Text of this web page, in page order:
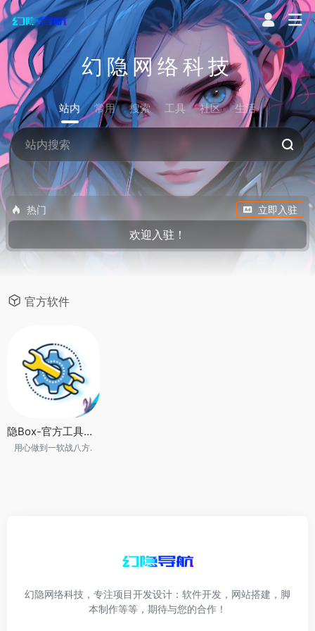
幻隐网络科技
站内 常用 搜索 工具 社区 生活
热门 立即入驻
欢迎入驻！
官方软件
隐Box-官方工具箱app
用心做到一软战八方.
幻隐网络科技，专注项目开发设计：软件开发，网站搭建，脚
本制作等等，期待与您的合作！